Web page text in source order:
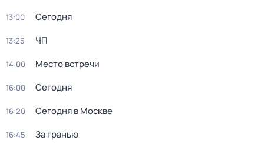
13:00 Сегодня
13:25 ЧП
14:00 Место встречи
16:00 Сегодня
16:20 Сегодня в Москве
16:45 За гранью